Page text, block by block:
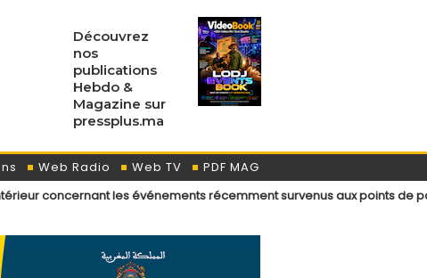
Découvrez
nos
publications
Hebdo &
Magazine sur
pressplus.ma
Web Radio Web TV
PDF MAG
événements récemment survenus aux points de passage menant